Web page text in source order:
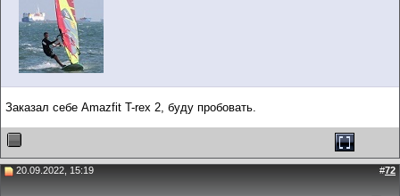
Заказал себе Amazfit T-rex 2, буду пробовать.
20.09.2022, 15:19 #72